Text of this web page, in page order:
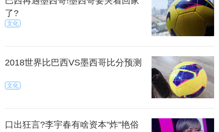
了?
文化
2018世界比巴西VS墨西哥比分预测
文化
口出狂言?李宇春有啥资本"炸"艳俗